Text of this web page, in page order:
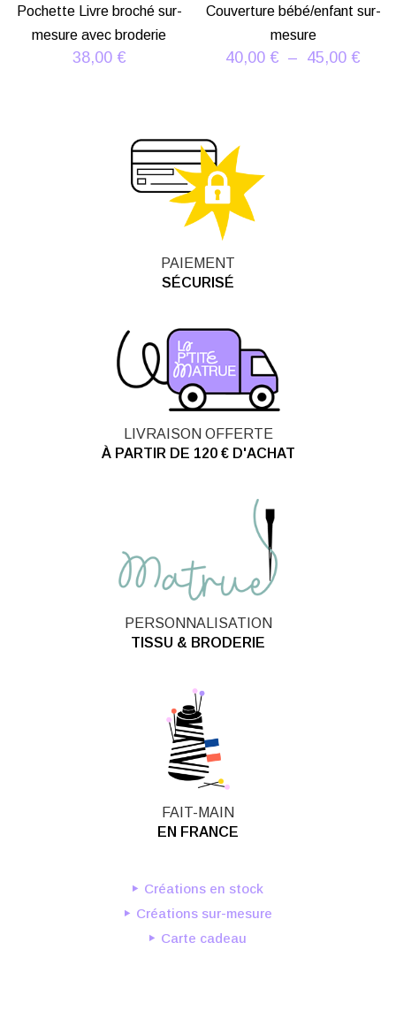
Pochette Livre broché sur-
mesure avec broderie
38,00 €
Couverture bébé/enfant sur-
mesure
40,00 € – 45,00 €
PAIEMENT
SÉCURISÉ
LIVRAISON OFFERTE
À PARTIR DE 120 € D'ACHAT
PERSONNALISATION
TISSU & BRODERIE
FAIT-MAIN
EN FRANCE
Créations en stock
Créations sur-mesure
Carte cadeau